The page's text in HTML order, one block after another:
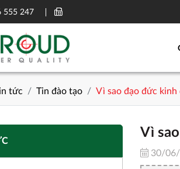
555 247
tức Tin đào tạo Vì sao đạo đức kinh
Vì
30/